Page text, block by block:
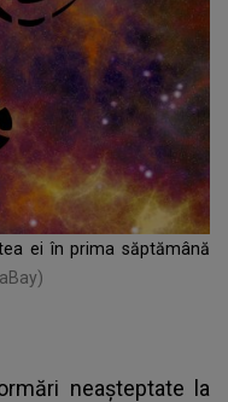
ei în prima săptămână
neașteptate la